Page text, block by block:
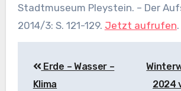
Stadtmuseum Pleystein. – Der
2014/3: S. 121-129. Jetzt aufrufen.
Erde – Wasser –
Klima
2024